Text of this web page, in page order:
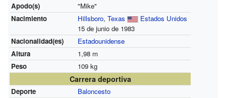
Apodo(s)
"Mike"
Nacimiento
Hillsboro, Texas
Estados Unidos
15 de junio de 1983
Nacionalidad(es)
Estadounidense
Altura
1,98 m
Peso
109 kg
Carrera deportiva
Deporte
Baloncesto